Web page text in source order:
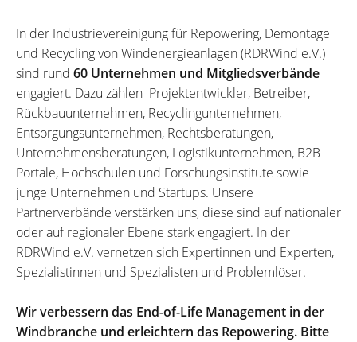
In der Industrievereinigung für Repowering, Demontage
und Recycling von Windenergieanlagen (RDRWind e.V.)
sind rund 60 Unternehmen und Mitgliedsverbände
engagiert. Dazu zählen Projektentwickler, Betreiber,
Rückbauunternehmen, Recyclingunternehmen,
Entsorgungsunternehmen, Rechtsberatungen,
Unternehmensberatungen, Logistikunternehmen, B2B-
Portale, Hochschulen und Forschungsinstitute sowie
junge Unternehmen und Startups. Unsere
Partnerverbände verstärken uns, diese sind auf nationaler
oder auf regionaler Ebene stark engagiert. In der
RDRWind e.V. vernetzen sich Expertinnen und Experten,
Spezialistinnen und Spezialisten und Problemlöser.
Wir verbessern das End-of-Life Management in der
Windbranche und erleichtern das Repowering. Bitte